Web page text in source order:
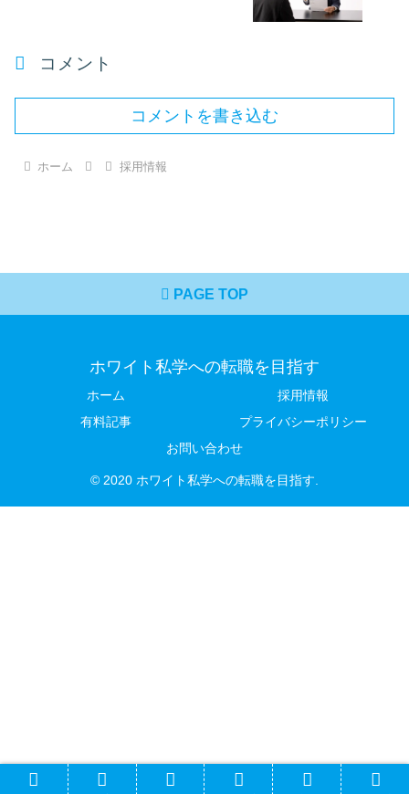
コメント
コメントを書き込む
ホーム 採用情報
PAGE TOP
ホワイト私学への転職を目指す
ホーム
採用情報
有料記事
プライバシーポリシー
お問い合わせ
© 2020 ホワイト私学への転職を目指す.